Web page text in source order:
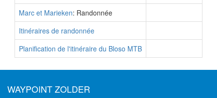
Marc et Marieken: Randonnée
Itinéraires de randonnée
Planification de l'itinéraire du Bloso MTB
WAYPOINT ZOLDER